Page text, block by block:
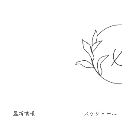
最新情報 スケジュール